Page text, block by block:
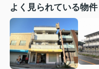
よく見られている物件